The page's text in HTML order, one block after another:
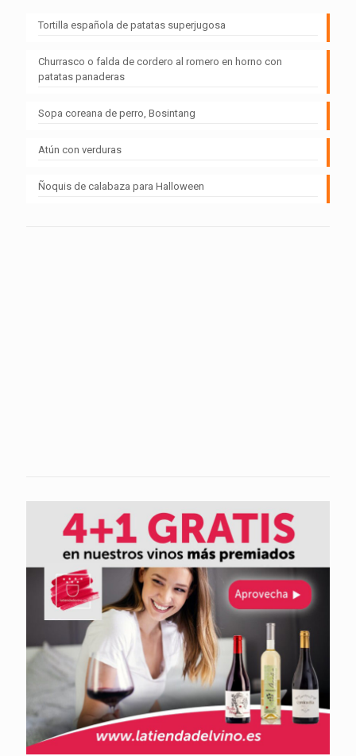
Tortilla española de patatas superjugosa
Churrasco o falda de cordero al romero en horno con
patatas panaderas
Sopa coreana de perro, Bosintang
Atún con verduras
Ñoquis de calabaza para Halloween